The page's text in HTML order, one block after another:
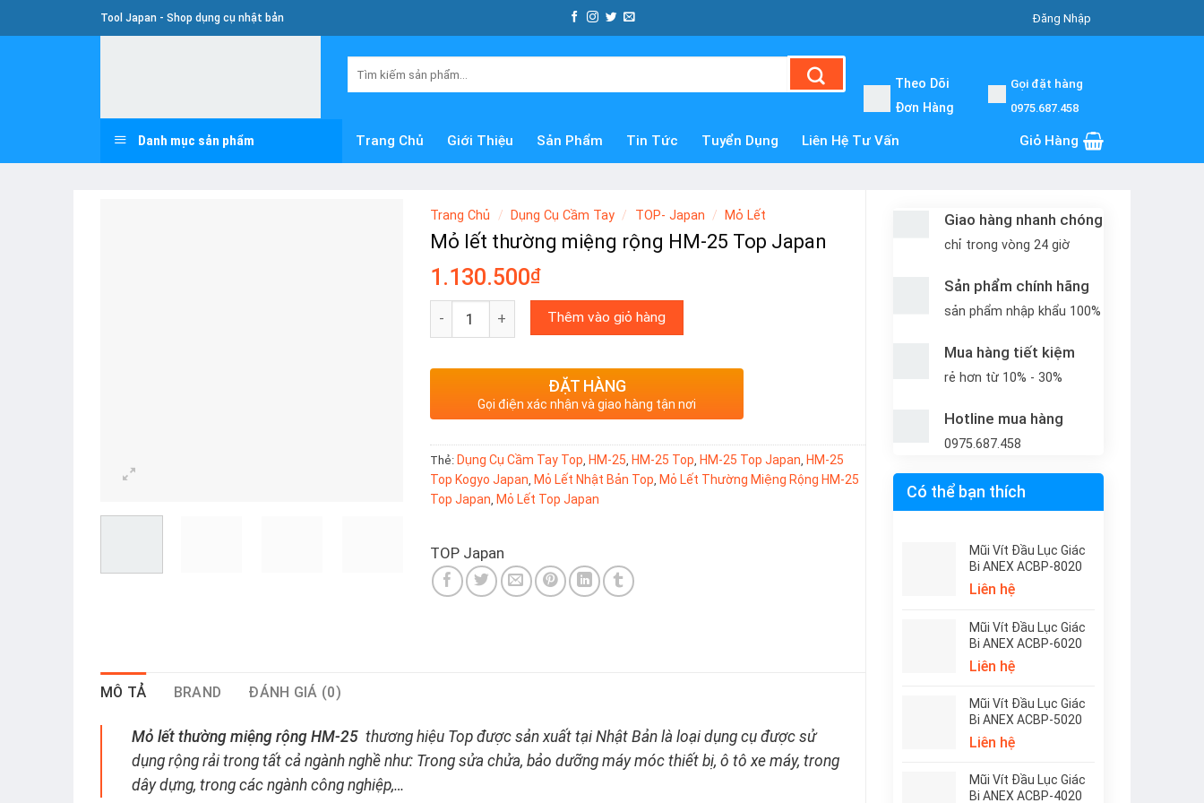
To
Tool Japan - Shop dụng cụ nhật bản Đăng Nhập
Theo Dõi
Đơn Hàng
Gọi đặt hàng
0975.687.458
Danh mục sản phẩm Trang Chủ Giới Thiệu Sản Phẩm Tin Tức Tuyển Dụng Liên Hệ Tư Vấn Giỏ Hàng
Giao hàng nhanh chóng
chỉ trong vòng 24 giờ
Sản phẩm chính hãng
sản phẩm nhập khẩu 100%
Mua hàng tiết kiệm
rẻ hơn từ 10% - 30%
Hotline mua hàng
0975.687.458
Có thể bạn thích
Mũi Vít Đầu Lục Giác
Bi ANEX ACBP-8020
Liên hệ
Mũi Vít Đầu Lục Giác
Bi ANEX ACBP-6020
Liên hệ
Mũi Vít Đầu Lục Giác
Bi ANEX ACBP-5020
Liên hệ
Mũi Vít Đầu Lục Giác
Bi ANEX ACBP-4020
Trang Chủ / Dụng Cụ Cầm Tay / TOP- Japan / Mỏ Lết
Mỏ lết thường miệng rộng HM-25 Top Japan
1.130.500₫
Mỏ lết thường miệng rộng HM-25 Top Japan số lượng
Thêm vào giỏ hàng
ĐẶT HÀNG
Gọi điện xác nhận và giao hàng tận nơi
Thẻ: Dụng Cụ Cầm Tay Top HM-25 HM-25 Top HM-25 Top Japan HM-25
Top Kogyo Japan Mỏ Lết Nhật Bản Top Mỏ Lết Thường Miệng Rộng HM-25
Top Japan Mỏ Lết Top Japan
TOP Japan
MÔ TẢ BRAND ĐÁNH GIÁ (0)
Mỏ lết thường miệng rộng HM-25 thương hiệu Top được sản xuất tại Nhật Bản là loại dụng cụ được sử
dụng rộng rải trong tất cả ngành nghề như: Trong sửa chửa, bảo dưỡng máy móc thiết bị, ô tô xe máy, trong
dây dựng, trong các ngành công nghiệp,…